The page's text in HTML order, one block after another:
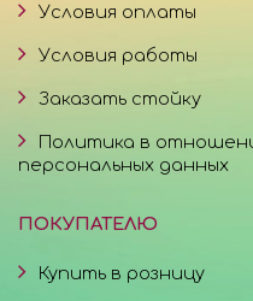
Условия оплаты
Условия работы
Заказать стойку
Политика в
персональных данных
ПОКУПАТЕЛЮ
Купить в розницу